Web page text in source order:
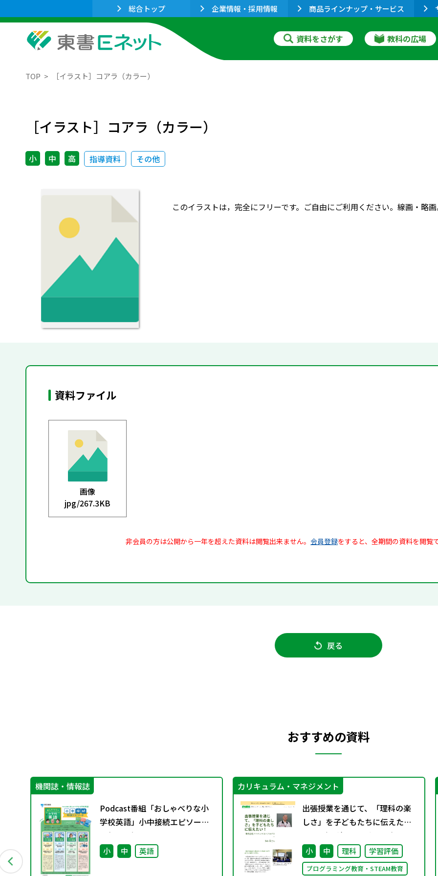
総合トップ 企業情報・採用情報 商品ラインナップ・サービス
資料をさがす 教科の広場
TOP ［イラスト］コアラ（カラー）
［イラスト］コアラ（カラー）
小 中 高 指導資料 その他
このイラストは，完全にフリーです。ご自由にご利用ください。線画・略画
資料ファイル
画像
jpg/267.3KB
非会員の方は公開から一年を超えた資料は閲覧出来ません。 会員登録をすると、全期間の資料を閲覧
戻る
おすすめの資料
機関誌・情報誌
Podcast番組「おしゃべりな小
学校英語」小中接続エピソード
配信のお知らせ
小 中 英語
カリキュラム・マネジメント
出張授業を通じて、「理科の楽
しさ」を子どもたちに伝えた
い！ （理科のミカタWeb）
小 中 理科 学習評価
プログラミング教育・STEAM教育